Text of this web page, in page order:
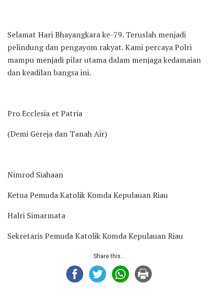
Selamat Hari Bhayangkara ke-79. Teruslah menjadi
pelindung dan pengayom rakyat. Kami percaya Polri
mampu menjadi pilar utama dalam menjaga kedamaian
dan keadilan bangsa ini.
Pro Ecclesia et Patria
(Demi Gereja dan Tanah Air)
Nimrod Siahaan
Ketua Pemuda Katolik Komda Kepulauan Riau
Halri Simarmata
Sekretaris Pemuda Katolik Komda Kepulauan Riau
Share this...